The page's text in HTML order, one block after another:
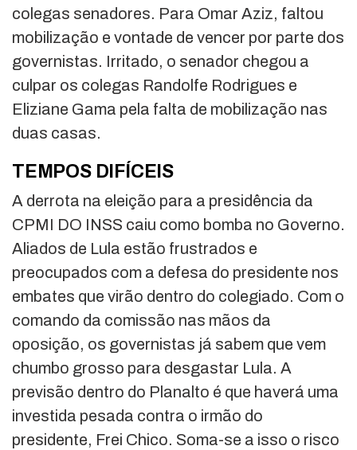
colegas senadores. Para Omar Aziz, faltou
mobilização e vontade de vencer por parte dos
governistas. Irritado, o senador chegou a
culpar os colegas Randolfe Rodrigues e
Eliziane Gama pela falta de mobilização nas
duas casas.
TEMPOS DIFÍCEIS
A derrota na eleição para a presidência da
CPMI DO INSS caiu como bomba no Governo.
Aliados de Lula estão frustrados e
preocupados com a defesa do presidente nos
embates que virão dentro do colegiado. Com o
comando da comissão nas mãos da
oposição, os governistas já sabem que vem
chumbo grosso para desgastar Lula. A
previsão dentro do Planalto é que haverá uma
investida pesada contra o irmão do
presidente, Frei Chico. Soma-se a isso o risco